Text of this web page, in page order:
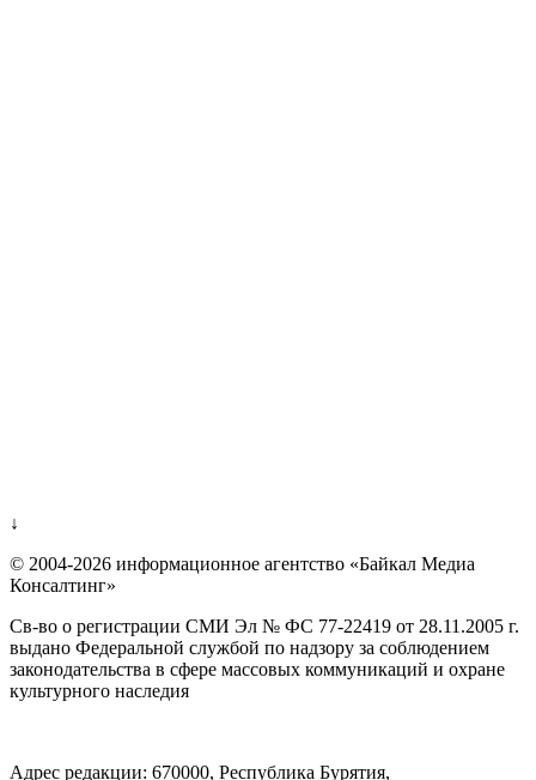
↓
© 2004-2026 информационное агентство «Байкал Медиа
Консалтинг»
Св-во о регистрации СМИ Эл № ФС 77-22419 от 28.11.2005 г.
выдано Федеральной службой по надзору за соблюдением
законодательства в сфере массовых коммуникаций и охране
культурного наследия
Адрес редакции: 670000, Республика Бурятия,